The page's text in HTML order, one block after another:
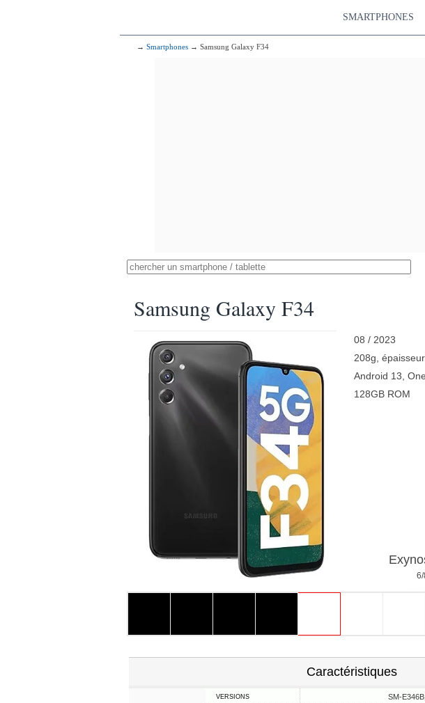
SMARTPHONES
→ Smartphones → Samsung Galaxy F34
Samsung Galaxy F34
08 / 2023
208g,
Android 13,
128GB ROM
6/
Caractéristiques
VERSIONS SM-